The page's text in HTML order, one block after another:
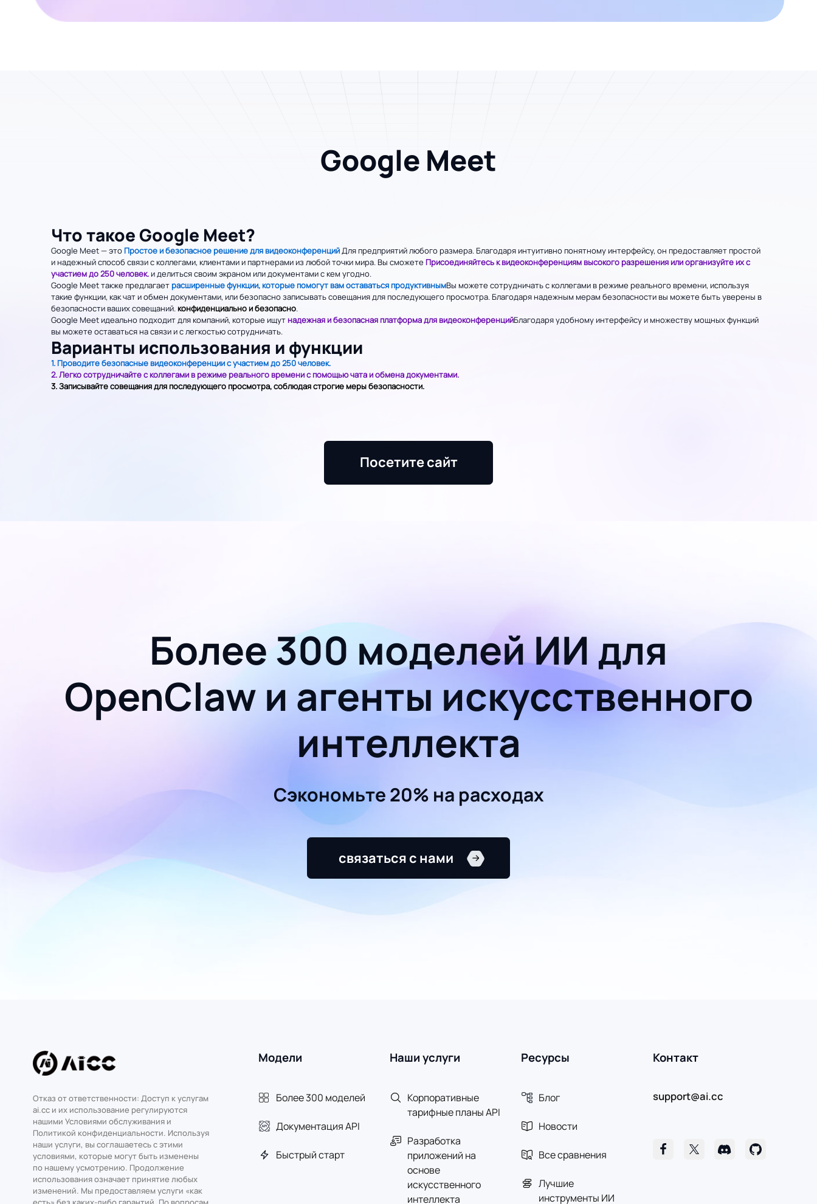
Google Meet
Что такое Google Meet?
Google Meet — этоПростое и безопасное решение для видеоконференцийДля предприятий любого размера. Благодаря интуитивно понятному интерфейсу, он предоставляет простой
и надежный способ связи с коллегами, клиентами и партнерами из любой точки мира. Вы сможете Присоединяйтесь к видеоконференциям высокого разрешения или организуйте их с
участием до 250 человек.и делиться своим экраном или документами с кем угодно.
Google Meet также предлагаетрасширенные функции, которые помогут вам оставаться продуктивнымВы можете сотрудничать с коллегами в режиме реального времени, используя
такие функции, как чат и обмен документами, или безопасно записывать совещания для последующего просмотра. Благодаря надежным мерам безопасности вы можете быть уверены в
безопасности ваших совещаний.конфиденциально и безопасно.
Google Meet идеально подходит для компаний, которые ищутнадежная и безопасная платформа для видеоконференцийБлагодаря удобному интерфейсу и множеству мощных функций
вы можете оставаться на связи и с легкостью сотрудничать.
Варианты использования и функции
1. Проводите безопасные видеоконференции с участием до 250 человек.
2. Легко сотрудничайте с коллегами в режиме реального времени с помощью чата и обмена документами.
3. Записывайте совещания для последующего просмотра, соблюдая строгие меры безопасности.
Посетите сайт
Более 300 моделей ИИ для
OpenClaw и агенты искусственного
интеллекта
Сэкономьте 20% на расходах
связаться с нами
Отказ от ответственности: Доступ к услугам
ai.cc и их использование регулируются
нашими Условиями обслуживания и
Политикой конфиденциальности. Используя
наши услуги, вы соглашаетесь с этими
условиями, которые могут быть изменены
по нашему усмотрению. Продолжение
использования означает принятие любых
изменений. Мы предоставляем услуги «как
Модели
Более 300 моделей
Документация API
Быстрый старт
Наши услуги
Корпоративные
тарифные планы API
Разработка
приложений на
основе
искусственного
интеллекта
Ресурсы
Блог
Новости
Все сравнения
Лучшие
инструменты ИИ
Контакт
support@ai.cc